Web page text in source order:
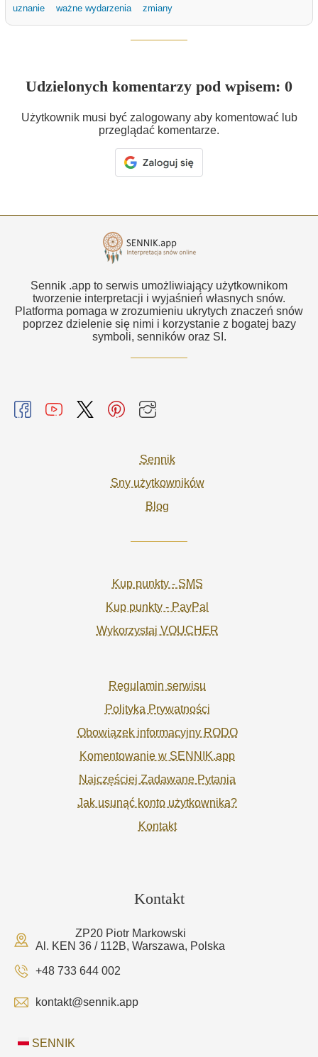
uznanie
ważne wydarzenia zmiany
Udzielonych komentarzy pod wpisem: 0
Użytkownik musi być zalogowany aby komentować lub
przeglądać komentarze.
Sennik .app to serwis umożliwiający użytkownikom
tworzenie interpretacji i wyjaśnień własnych snów.
Platforma pomaga w zrozumieniu ukrytych znaczeń snów
poprzez dzielenie się nimi i korzystanie z bogatej bazy
symboli, senników oraz SI.
Sennik
Sny użytkowników
Blog
Kup punkty - SMS
Kup punkty - PayPal
Wykorzystaj VOUCHER
Regulamin serwisu
Polityka Prywatności
Obowiązek informacyjny RODO
Komentowanie w SENNIK.app
Najczęściej Zadawane Pytania
Jak usunąć konto użytkownika?
Kontakt
Kontakt
ZP20 Piotr Markowski
Al. KEN 36 / 112B, Warszawa, Polska
+48 733 644 002
kontakt@sennik.app
SENNIK